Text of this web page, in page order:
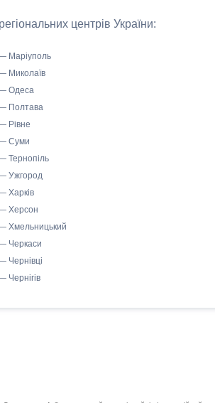
центрів України:
Маріуполь
Миколаїв
— Одеса
— Полтава
Рівне
— Суми
Тернопіль
Ужгород
Харків
Херсон
Хмельницький
Черкаси
Чернівці
Чернігів